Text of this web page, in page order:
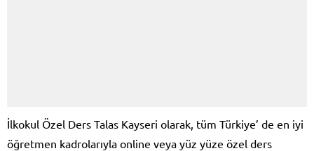
İlkokul Özel Ders Talas Kayseri olarak, tüm Türkiye’ de en iyi
öğretmen kadrolarıyla online veya yüz yüze özel ders